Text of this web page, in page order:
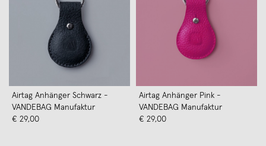
Airtag Anhänger Schwarz -
VANDEBAG Manufaktur
€ 29,00
Airtag Anhänger Pink -
VANDEBAG Manufaktur
€ 29,00